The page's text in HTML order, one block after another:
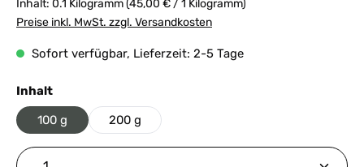
Inhalt: 0.1 Kilogramm(45,00 € / 1 Kilogramm)
Preise inkl. MwSt. zzgl. Versandkosten
Sofort verfügbar, Lieferzeit: 2-5 Tage
Inhaltauswählen
100 g 200 g
Produkt Anzahl: Gib den gewünschten Wert ein